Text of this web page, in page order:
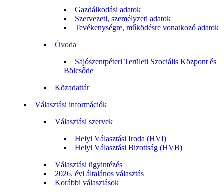
Gazdálkodási adatok
Szervezeti, személyzeti adatok
Tevékenységre, működésre vonatkozó adatok
Óvoda
Sajószentpéteri Területi Szociális Központ és
Bölcsőde
Közadattár
Választási információk
Választási szervek
Helyi Választási Iroda (HVI)
Helyi Választási Bizottság (HVB)
Választási ügyintézés
2026. évi általános választás
Korábbi választások